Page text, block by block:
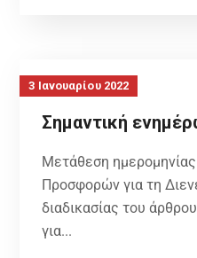
3 Ιανουαρίου 2022
Σημαντική
Μετάθεση
Προσφορών για τη
διαδικασίας του
για...